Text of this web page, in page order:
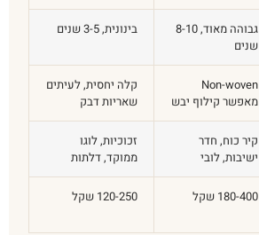
גבוהה מאוד, 8-10
שנים
בינונית, 3-5 שנים
Non-woven
מאפשר קילוף יבש
קלה יחסית, לעיתים
שאריות דבק
קיר כוח, חדר
ישיבות, לובי
זכוכיות, לוגו
ממוקד, דלתות
180-400 שקל 120-250 שקל